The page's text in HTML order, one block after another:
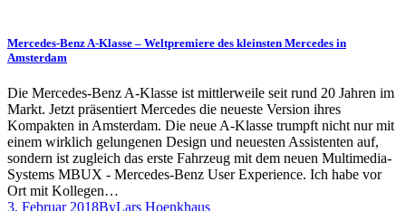
Mercedes-Benz A-Klasse – Weltpremiere des kleinsten Mercedes in
Amsterdam
Die Mercedes-Benz A-Klasse ist mittlerweile seit rund 20 Jahren im
Markt. Jetzt präsentiert Mercedes die neueste Version ihres
Kompakten in Amsterdam. Die neue A-Klasse trumpft nicht nur mit
einem wirklich gelungenen Design und neuesten Assistenten auf,
sondern ist zugleich das erste Fahrzeug mit dem neuen Multimedia-
Systems MBUX - Mercedes-Benz User Experience. Ich habe vor
Ort mit Kollegen…
3. Februar 2018ByLars Hoenkhaus